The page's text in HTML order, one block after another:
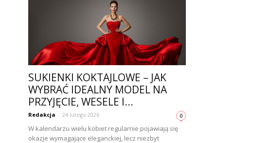
SUKIENKI KOKTAJLOWE – JAK
WYBRAĆ IDEALNY MODEL NA
PRZYJĘCIE, WESELE I...
Redakcja - 24 lutego 2026 0
W kalendarzu wielu kobiet regularnie pojawiają się
okazje wymagające eleganckiej, lecz niezbyt